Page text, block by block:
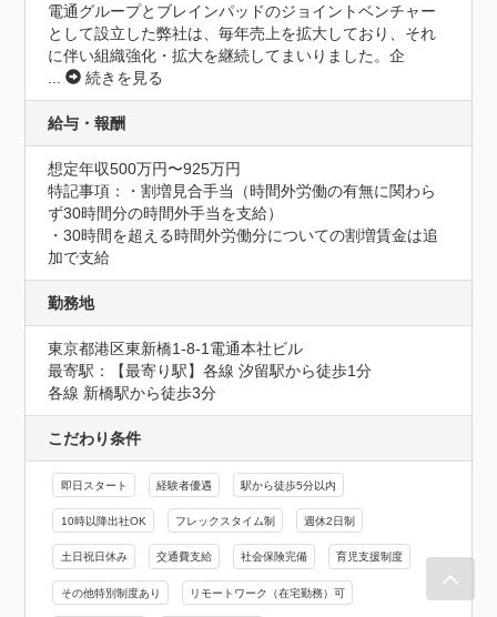
電通グループとブレインパッドのジョイントベンチャー
として設立した弊社は、毎年売上を拡大しており、それ
に伴い組織強化・拡大を継続してまいりました。企
...
続きを見る
給与・報酬
想定年収500万円〜925万円
特記事項：・割増見合手当（時間外労働の有無に関わら
ず30時間分の時間外手当を支給）
・30時間を超える時間外労働分についての割増賃金は追
加で支給
勤務地
東京都港区東新橋1-8-1電通本社ビル
最寄駅：【最寄り駅】各線 汐留駅から徒歩1分
各線 新橋駅から徒歩3分
こだわり条件
即日スタート 経験者優遇 駅から徒歩5分以内
10時以降出社OK フレックスタイム制 週休2日制
土日祝日休み 交通費支給 社会保険完備 育児支援制度
その他特別制度あり リモートワーク（在宅勤務）可